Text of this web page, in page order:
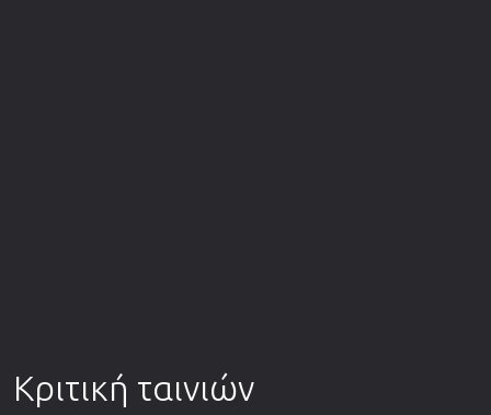
Κριτική ταινιών